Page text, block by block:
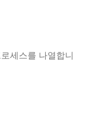
세스를 나열합니